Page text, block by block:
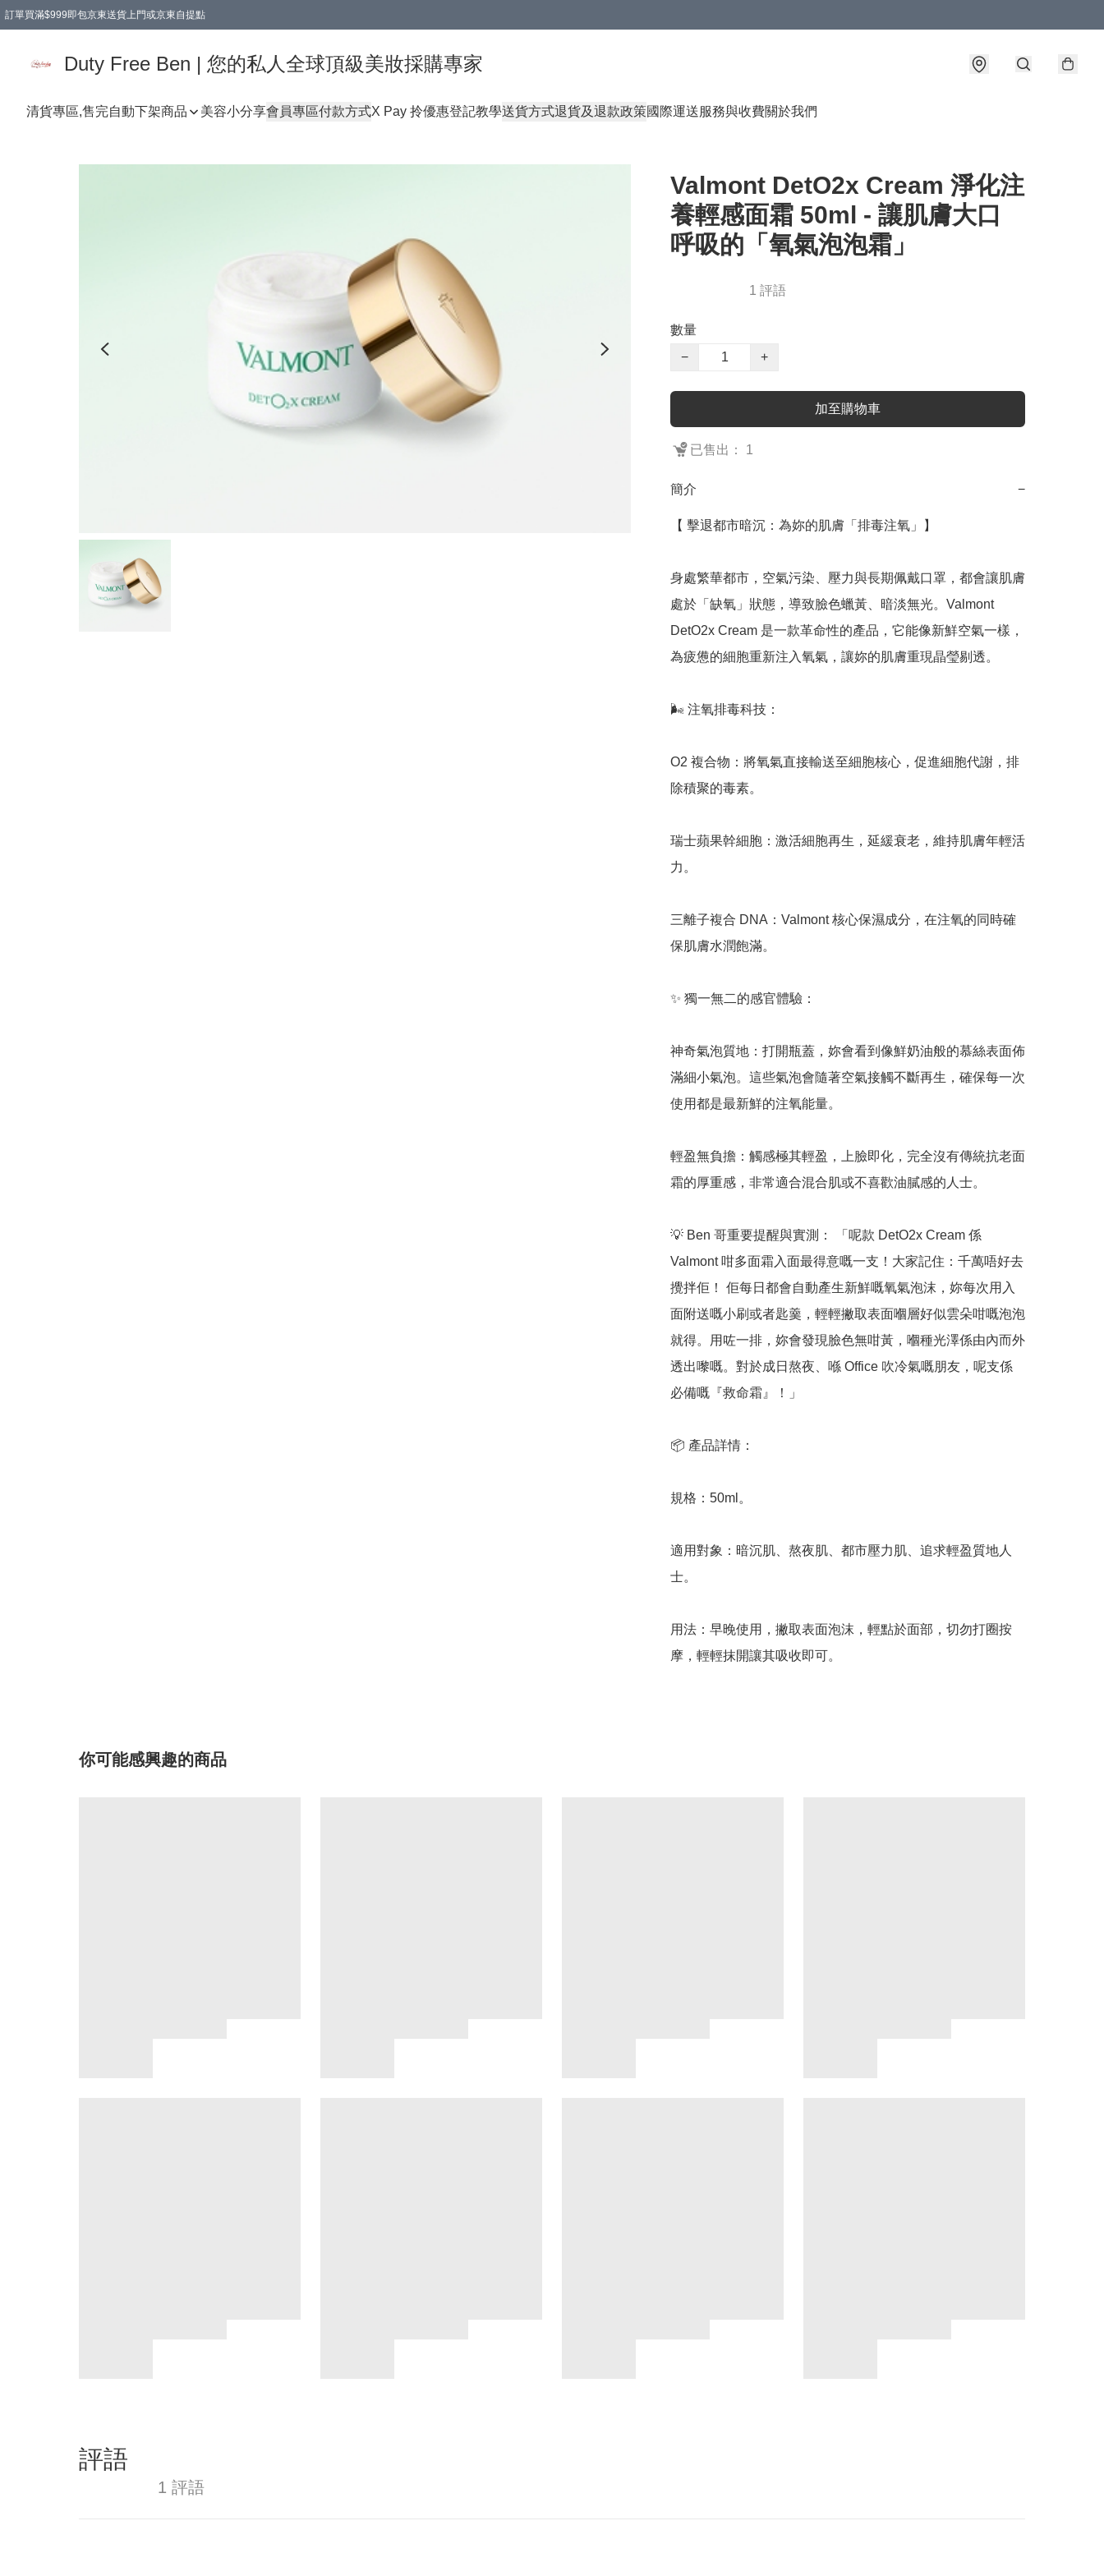
訂單買滿$999即包京東送貨上門或京東自提點
Duty Free Ben | 您的私人全球頂級美妝採購專家
清貨專區,售完自動下架商品 美容小分享會員專區付款方式X Pay 拎優惠登記教學送貨方式退貨及退款政策國際運送服務與收費關於我們
Valmont DetO2x Cream 淨化注
養輕感面霜 50ml - 讓肌膚大口
呼吸的「氧氣泡泡霜」
1 評語
數量
−
+
加至購物車
已售出： 1
簡介 −
【 擊退都市暗沉：為妳的肌膚「排毒注氧」】
身處繁華都市，空氣污染、壓力與長期佩戴口罩，都會讓肌膚
處於「缺氧」狀態，導致臉色蠟黃、暗淡無光。Valmont
DetO2x Cream 是一款革命性的產品，它能像新鮮空氣一樣，
為疲憊的細胞重新注入氧氣，讓妳的肌膚重現晶瑩剔透。
🌬️ 注氧排毒科技：
O2 複合物：將氧氣直接輸送至細胞核心，促進細胞代謝，排
除積聚的毒素。
瑞士蘋果幹細胞：激活細胞再生，延緩衰老，維持肌膚年輕活
力。
三離子複合 DNA：Valmont 核心保濕成分，在注氧的同時確
保肌膚水潤飽滿。
✨ 獨一無二的感官體驗：
神奇氣泡質地：打開瓶蓋，妳會看到像鮮奶油般的慕絲表面佈
滿細小氣泡。這些氣泡會隨著空氣接觸不斷再生，確保每一次
使用都是最新鮮的注氧能量。
輕盈無負擔：觸感極其輕盈，上臉即化，完全沒有傳統抗老面
霜的厚重感，非常適合混合肌或不喜歡油膩感的人士。
💡 Ben 哥重要提醒與實測： 「呢款 DetO2x Cream 係
Valmont 咁多面霜入面最得意嘅一支！大家記住：千萬唔好去
攪拌佢！ 佢每日都會自動產生新鮮嘅氧氣泡沫，妳每次用入
面附送嘅小刷或者匙羹，輕輕撇取表面嗰層好似雲朵咁嘅泡泡
就得。用咗一排，妳會發現臉色無咁黃，嗰種光澤係由內而外
透出嚟嘅。對於成日熬夜、喺 Office 吹冷氣嘅朋友，呢支係
必備嘅『救命霜』！」
📦 產品詳情：
規格：50ml。
適用對象：暗沉肌、熬夜肌、都市壓力肌、追求輕盈質地人
士。
用法：早晚使用，撇取表面泡沫，輕點於面部，切勿打圈按
摩，輕輕抹開讓其吸收即可。
你可能感興趣的商品
評語
1 評語